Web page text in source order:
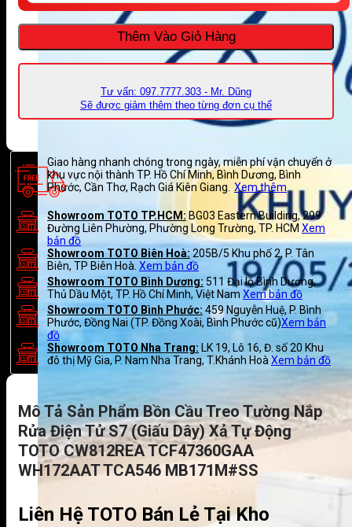
Thêm Vào Giỏ Hàng
Tư vấn: 097.7777.303 - Mr. Dũng
Sẽ được giảm thêm theo từng đơn cụ thể
Giao hàng nhanh chóng trong ngày, miễn phí vận chuyển ở
khu vực nội thành TP. Hồ Chí Minh, Bình Dương, Bình
Phước, Cần Thơ, Rạch Giá Kiên Giang. Xem thêm
Showroom TOTO TP.HCM: BG03 Eastern Building, 299
Đường Liên Phường, Phường Long Trường, TP. HCM Xem
bản đồ
Showroom TOTO Biên Hoà: 205B/5 Khu phố 2, P. Tân
Biên, TP Biên Hoà. Xem bản đồ
Showroom TOTO Bình Dương: 511 Đại lộ Bình Dương,
Thủ Dầu Một, TP. Hồ Chí Minh, Việt Nam Xem bản đồ
Showroom TOTO Bình Phước: 459 Nguyễn Huệ, P. Bình
Phước, Đồng Nai (TP. Đồng Xoài, Bình Phước cũ)Xem bản
đồ
Showroom TOTO Nha Trang: LK 19, Lô 16, Đ. số 20 Khu
đô thị Mỹ Gia, P. Nam Nha Trang, T.Khánh Hoà Xem bản đồ
Mô Tả Sản Phẩm Bồn Cầu Treo Tường Nắp
Rửa Điện Tử S7 (giấu Dây) Xả Tự Động
TOTO CW812REA TCF47360GAA
WH172AAT TCA546 MB171M#SS
Liên Hệ TOTO Bán Lẻ Tại Kho